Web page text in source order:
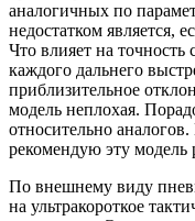
аналогичных по
недостатком является,
Что влияет на
каждого дальнего
приблизительное
модель неплохая.
относительно
рекомендую эту модель
По внешнему виду
на ультракороткое